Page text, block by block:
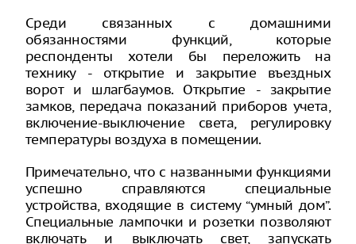
Среди связанных с домашними
обязанностями функций, которые
респонденты хотели бы переложить на
технику - открытие и закрытие въездных
ворот и шлагбаумов. Открытие - закрытие
замков, передача показаний приборов учета,
включение-выключение света, регулировку
температуры воздуха в помещении.
Примечательно, что с названными функциями
успешно справляются специальные
устройства, входящие в систему “умный дом”.
Специальные лампочки и розетки позволяют
включать и выключать свет, запускать